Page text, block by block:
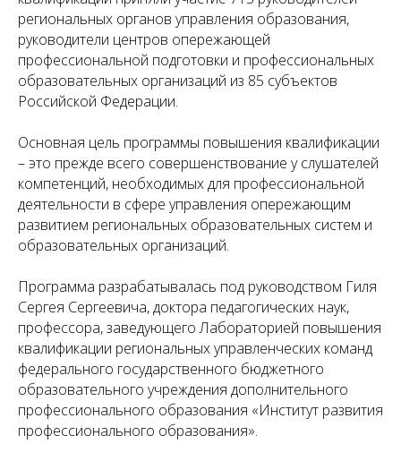
региональных органов управления образования,
руководители центров опережающей
профессиональной подготовки и профессиональных
образовательных организаций из 85 субъектов
Российской Федерации.
Основная цель программы повышения квалификации
– это прежде всего совершенствование у слушателей
компетенций, необходимых для профессиональной
деятельности в сфере управления опережающим
развитием региональных образовательных систем и
образовательных организаций.
Программа разрабатывалась под руководством Гиля
Сергея Сергеевича, доктора педагогических наук,
профессора, заведующего Лабораторией повышения
квалификации региональных управленческих команд
федерального государственного бюджетного
образовательного учреждения дополнительного
профессионального образования «Институт развития
профессионального образования».